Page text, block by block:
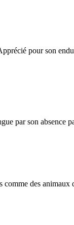
pour son
par son absence
des animaux